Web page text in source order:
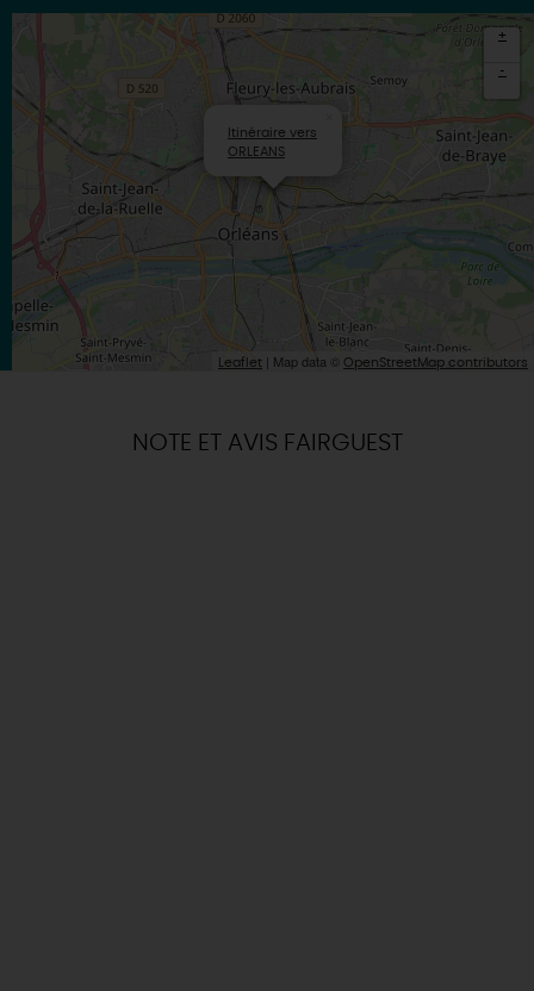
Itinéraire vers
ORLEANS
+
-
Leaflet | Map data © OpenStreetMap contributors
NOTE ET AVIS FAIRGUEST